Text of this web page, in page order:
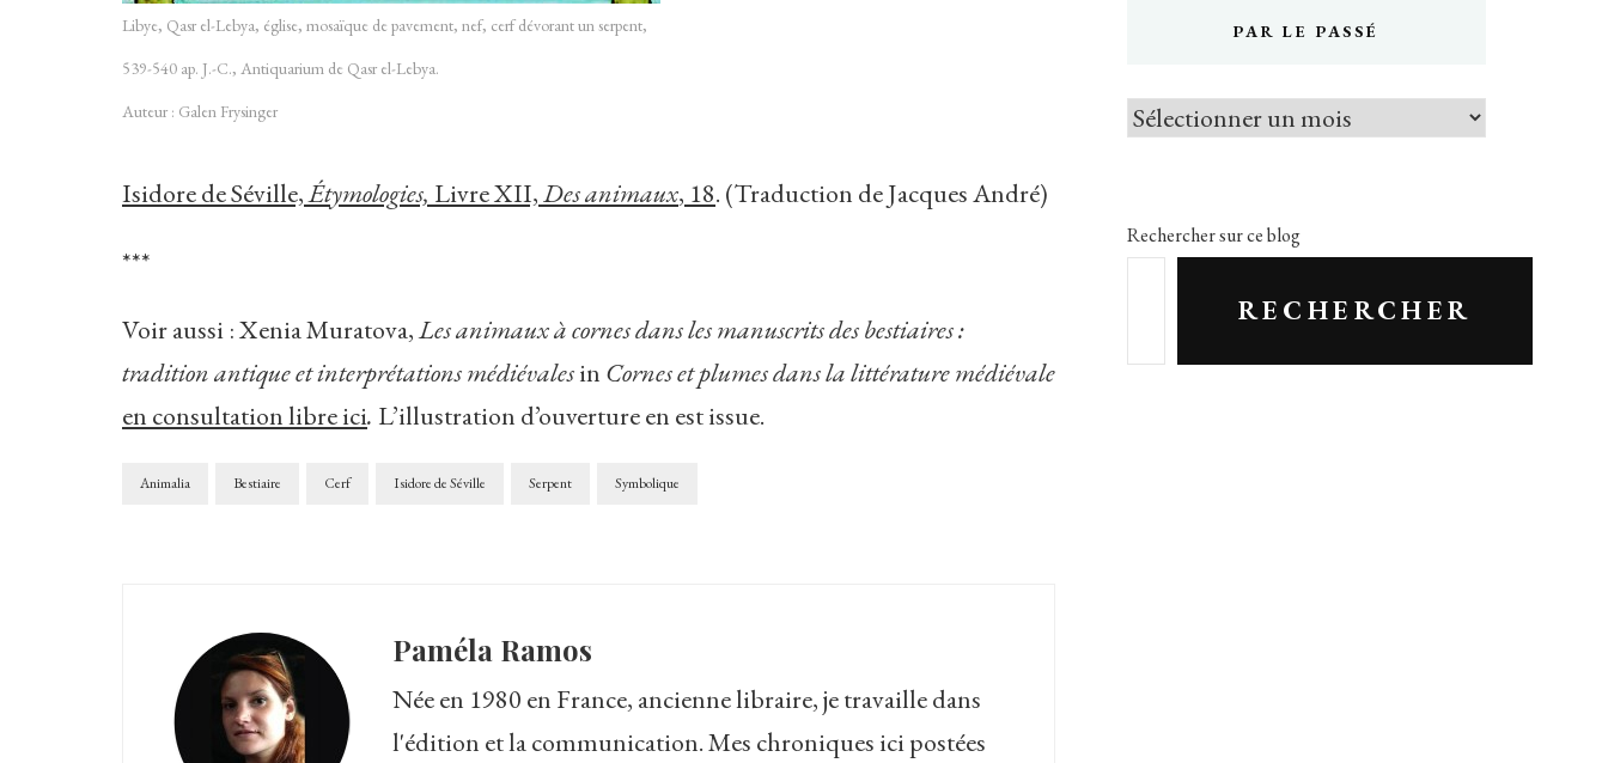
Libye, Qasr el-Lebya, église, mosaïque de pavement, nef, cerf dévorant un serpent,
539-540 ap. J.-C., Antiquarium de Qasr el-Lebya.
Auteur : Galen Frysinger
Isidore de Séville,Étymologies, Livre XII,Des animaux, 18. (Traduction de Jacques André)
***
Voir aussi : Xenia Muratova,Les animaux à cornes dans les manuscrits des bestiaires :
tradition antique et interprétations médiévalesin Cornes et plumes dans la littérature médiévale
en consultation libre ici. L’illustration d’ouverture en est issue.
Animalia Bestiaire Cerf Isidore de Séville Serpent Symbolique
Paméla Ramos
Née en 1980 en France, ancienne libraire, je travaille dans
l'édition et la communication. Mes chroniques ici postées
PAR LE PASSÉ
Par
Rechercher sur ce blog
RECHERCHER